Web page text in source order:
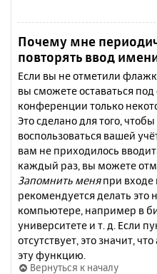
Почему мне
повторять ввод
Если вы не отметили
вы сможете оставаться
конференции только
Это сделано для того,
воспользоваться вашей
вам не приходилось
каждый раз, вы можете
Запомнить меняпри входе
рекомендуется делать
компьютере, например в
университете и т. д. Если
отсутствует, это значит,
эту функцию.
Вернуться к началу